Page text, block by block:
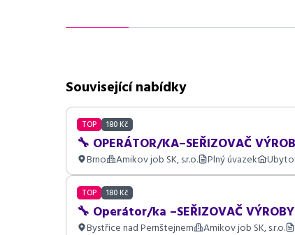
Související nabídky
TOP 180 Kč
🔧 OPERÁTOR/KA–SEŘIZOVAČ
Brno Amikov job SK, s.r.o. Plný úvazek
TOP 180 Kč
🔧 Operátor/ka –SEŘIZOVAČ
Bystřice nad Pernštejnem Amikov job SK, s.r.o.